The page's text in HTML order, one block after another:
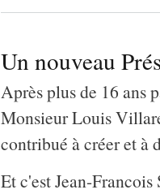
Un nouveau
Après plus de 16 ans
Monsieur Louis
contribué à créer et à
Et c'est Jean-